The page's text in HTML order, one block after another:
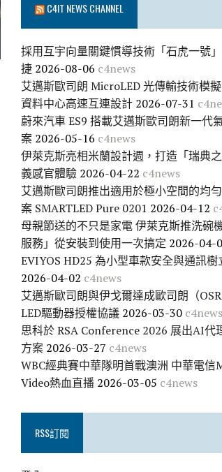
C4IT NEWS CHANNEL
採用互宇向量關鍵慣導技術「石虎一號
捷 2026-08-06 c4news
艾邁斯歐司朗 MicroLED 光傳輸技術模
資料中心高速互連設計 2026-07-31
蔚來汽車 ES9 搭載艾邁斯歐司朗新一代
案 2026-05-16 c4news
伊萊克斯亮相米蘭設計週，打造「瑞典
義感官體驗 2026-04-22 c4news
艾邁斯歐司朗推出適用於極小空間的均
案 SMARTLED Pure 0201 2026-04-12
母親節送的不只是家電 伊萊克斯推洗碗
服務」從安裝到使用一次搞定 2026-04-
EVIYOS HD25 為小型車款安全與通訊
2026-04-02 c4news
艾邁斯歐司朗與伊戈爾達成歐司朗（
LED驅動器授權協議 2026-03-30 c4news
思科於 RSA Conference 2026 展出AI代
方案 2026-03-27 c4news
WBC經典賽中華隊明首戰澳洲 中華電信
Video熱血直播 2026-03-05 c4news
RSS訂閱